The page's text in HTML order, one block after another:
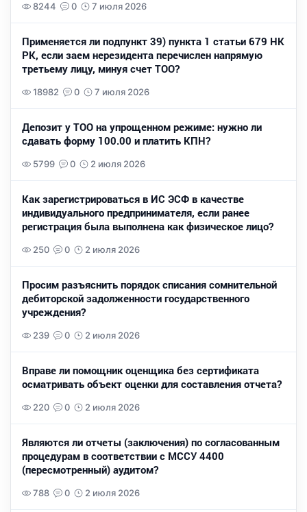
8244 0 7 июля 2026
Применяется ли подпункт 39) пункта 1 статьи 679 НК
РК, если заем нерезидента перечислен напрямую
третьему лицу, минуя счет ТОО?
18982 0 7 июля 2026
Депозит у ТОО на упрощенном режиме: нужно ли
сдавать форму 100.00 и платить КПН?
5799 0 2 июля 2026
Как зарегистрироваться в ИС ЭСФ в качестве
индивидуального предпринимателя, если ранее
регистрация была выполнена как физическое лицо?
250 0 2 июля 2026
Просим разъяснить порядок списания сомнительной
дебиторской задолженности государственного
учреждения?
239 0 2 июля 2026
Вправе ли помощник оценщика без сертификата
осматривать объект оценки для составления отчета?
220 0 2 июля 2026
Являются ли отчеты (заключения) по согласованным
процедурам в соответствии с МССУ 4400
(пересмотренный) аудитом?
788 0 2 июля 2026